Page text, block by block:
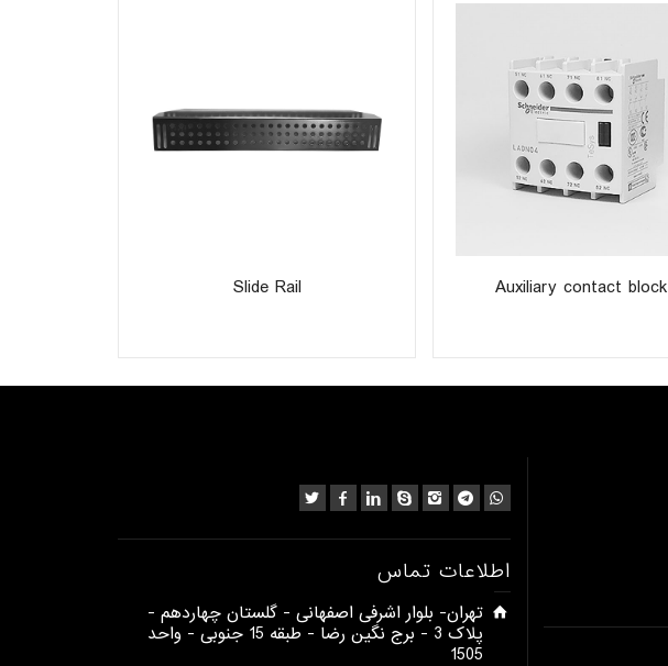
Auxiliary contact block
Slide Rail
اطلاعات تماس
​تهران- بلوار اشرفی اصفهانی - گلستان چهاردهم -
پلاک 3 - برج نگین رضا - طبقه 15 جنوبی - واحد
1505​